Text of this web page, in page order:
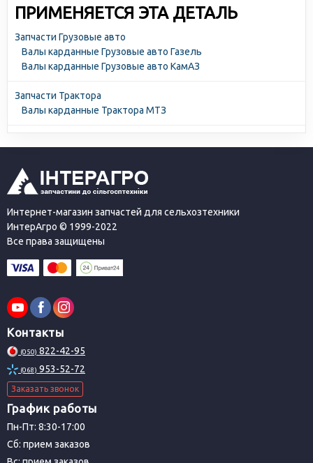
ПРИМЕНЯЕТСЯ ЭТА ДЕТАЛЬ
Запчасти Грузовые авто
Валы карданные Грузовые авто Газель
Валы карданные Грузовые авто КамАЗ
Запчасти Трактора
Валы карданные Трактора МТЗ
Интернет-магазин запчастей для сельхозтехники
ИнтерАгро © 1999-2022
Все права защищены
Контакты
(050) 822-42-95
(068) 953-52-72
Заказать звонок
График работы
Пн-Пт: 8:30-17:00
Сб: прием заказов